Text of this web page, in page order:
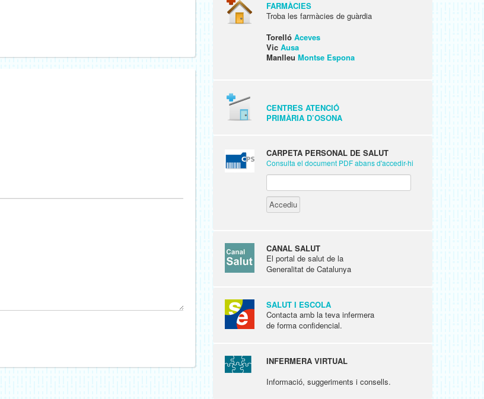
FARMÀCIES
Troba les farmàcies de guàrdia
Torelló Aceves
Vic Ausa
Manlleu Montse Espona
CENTRES ATENCIÓ
PRIMÀRIA D’OSONA
CARPETA PERSONAL DE SALUT
Consulta el document PDF abans d'accedir-hi
CANAL SALUT
El portal de salut de la
Generalitat de Catalunya
SALUT I ESCOLA
Contacta amb la teva infermera
de forma confidencial.
INFERMERA VIRTUAL
Informació, suggeriments i consells.